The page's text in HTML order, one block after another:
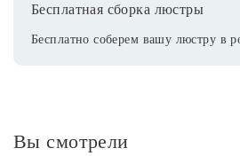
Бесплатная сборка люстры
Бесплатно соберем вашу люстру в
Вы смотрели